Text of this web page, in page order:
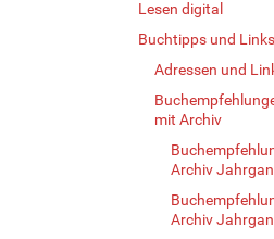
Lesen digital
Buchtipps und Links
Adressen und
mit Archiv
Archiv
Archiv